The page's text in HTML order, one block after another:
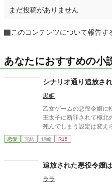
まだ投稿がありません
このコンテンツについて報告す
あなたにおすすめの小
シナリオ通り追放さ
黒姫
乙女ゲームの悪役令嬢に
王太子に断罪されて極北
死んでしまう設定は変え
になるにはどうしたら
リーを恋愛に変更しまし
恋愛 完結 短編 R15
追放された悪役令嬢
ララ